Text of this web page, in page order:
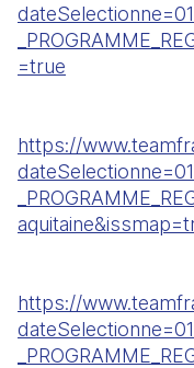
=true
https://
https://